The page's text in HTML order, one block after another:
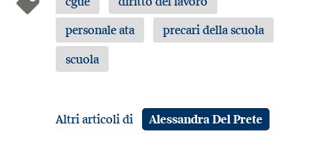
personale ata
precari della scuola
scuola
Altri articoli di Alessandra Del Prete